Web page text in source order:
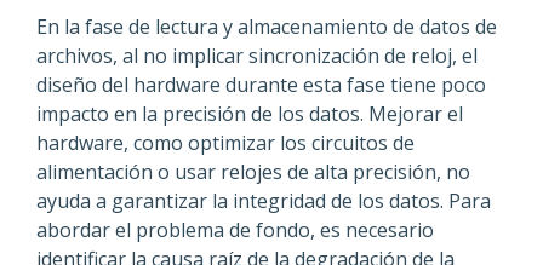
En la fase de lectura y almacenamiento de datos de
archivos, al no implicar sincronización de reloj, el
diseño del hardware durante esta fase tiene poco
impacto en la precisión de los datos. Mejorar el
hardware, como optimizar los circuitos de
alimentación o usar relojes de alta precisión, no
ayuda a garantizar la integridad de los datos. Para
abordar el problema de fondo, es necesario
identificar la causa raíz de la degradación de la